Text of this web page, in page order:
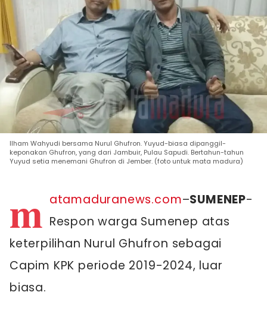
Ilham Wahyudi bersama Nurul Ghufron. Yuyud-biasa dipanggil-
keponakan Ghufron, yang dari Jambuir, Pulau Sapudi. Bertahun-tahun
Yuyud setia menemani Ghufron di Jember. (foto untuk mata madura)
m atamaduranews.com–SUMENEP-
Respon warga Sumenep atas
keterpilihan Nurul Ghufron sebagai
Capim KPK periode 2019-2024, luar
biasa.